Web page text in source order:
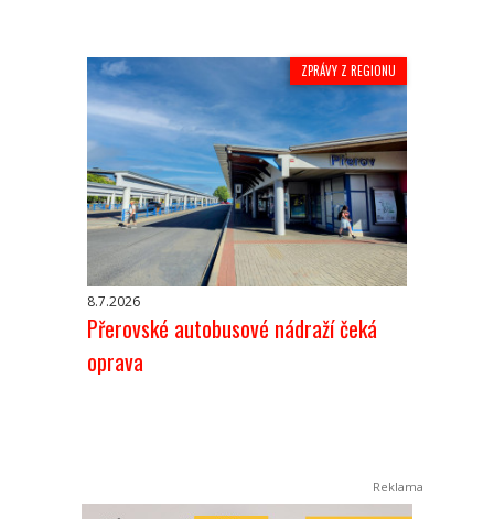
ZPRÁVY Z REGIONU
8.7.2026
Přerovské autobusové nádraží čeká
oprava
Reklama